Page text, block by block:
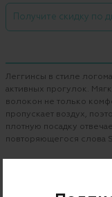
Получите скидку по
Леггинсы в стиле
активных прогулок.
волокон не только
пропускает воздух,
плотную посадку
повторяющегося слова